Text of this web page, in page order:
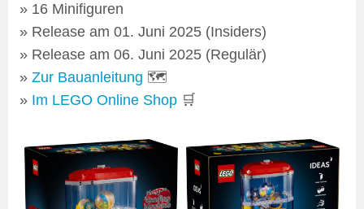
16 Minifiguren
Release am 01. Juni 2025 (Insiders)
Release am 06. Juni 2025 (Regulär)
Zur Bauanleitung 🗺
Im LEGO Online Shop 🛒